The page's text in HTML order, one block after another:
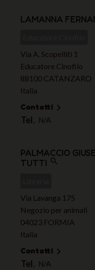
LAMANNA
Via A. Scopelliti 1
Educatore Cinofilo
88100 CATANZARO
Italia
Contatti 
Tel. N/A
PALMACCIO
TUTTI search
Via Lavanga 175
Negozio per animali
04023 FORMIA
Italia
Contatti 
Tel. N/A